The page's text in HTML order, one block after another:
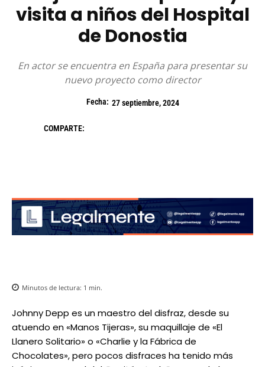
visita a niños del Hospital
de Donostia
En actor se encuentra en España para presentar su
nuevo proyecto como director
Fecha: 27 septiembre, 2024
COMPARTE:
Minutos de lectura: 1 min.
Johnny Depp es un maestro del disfraz, desde su
atuendo en «Manos Tijeras», su maquillaje de «El
Llanero Solitario» o «Charlie y la Fábrica de
Chocolates», pero pocos disfraces ha tenido más